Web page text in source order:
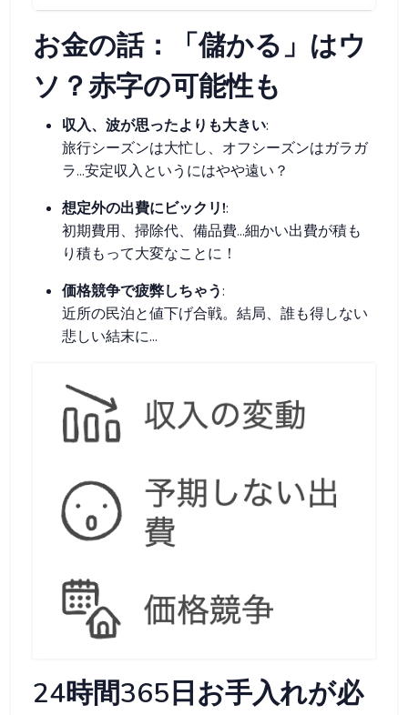
お金の話：「儲かる」はウ
ソ？赤字の可能性も
収入、波が思ったよりも大きい:
旅行シーズンは大忙し、オフシーズンはガラガ
ラ...安定収入というにはやや遠い？
想定外の出費にビックリ!:
初期費用、掃除代、備品費...細かい出費が積も
り積もって大変なことに！
価格競争で疲弊しちゃう:
近所の民泊と値下げ合戦。結局、誰も得しない
悲しい結末に...
24時間365日お手入れが必